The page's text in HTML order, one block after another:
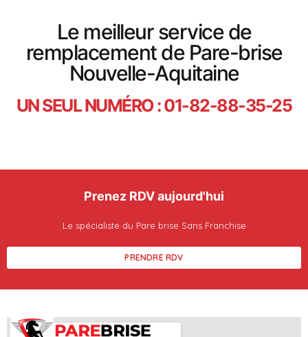
Le meilleur service de
remplacement de Pare-brise
Nouvelle-Aquitaine
UN SEUL NUMÉRO : 01-82-88-35-25
Prenez RDV aujourd'hui
Le spécialiste du Pare brise Sans Franchise
PRENDRE RDV